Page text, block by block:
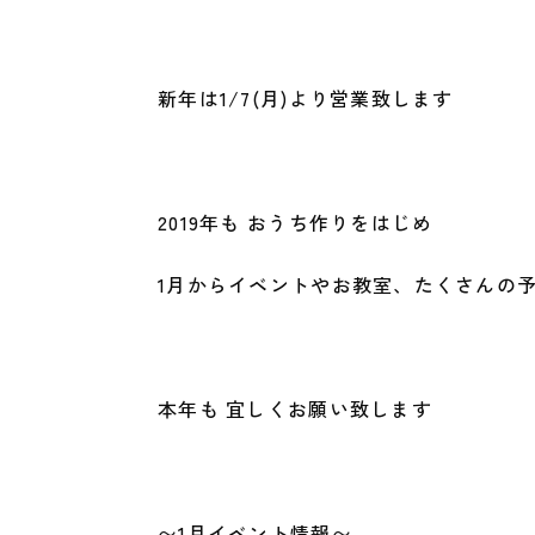
新年は1/7(月)より営業致します
2019年も おうち作りをはじめ
1月からイベントやお教室、たくさんの
本年も 宜しくお願い致します